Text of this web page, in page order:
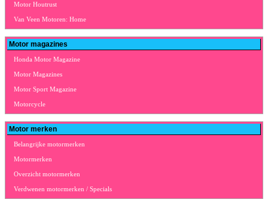
Motor Houtrust
Van Veen Motoren: Home
Motor magazines
Honda Motor Magazine
Motor Magazines
Motor Sport Magazine
Motorcycle
Motor merken
Belangrijke motormerken
Motormerken
Overzicht motormerken
Verdwenen motormerken / Specials